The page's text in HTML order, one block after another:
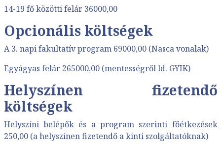
14-19 fő közötti felár 36000,00
Opcionális költségek
A 3. napi fakultatív program 69000,00 (Nasca vonalak)
Egyágyas felár 265000,00 (mentességről ld. GYIK)
Helyszínen fizetendő
költségek
Helyszíni belépők és a program szerinti főétkezések
250,00 (a helyszínen fizetendő a kinti szolgáltatóknak)